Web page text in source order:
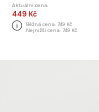
Aktuální cena:
449 Kč
Běžná cena: 749 Kč
Nejnižší cena: 749 Kč